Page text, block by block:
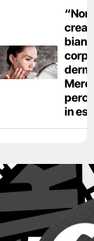
“Non
in